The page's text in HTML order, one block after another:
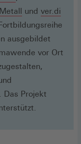
in
einem
neuen
Fenster)
(Öffnet
in
einem
neuen
Fenster)
und ver.di
in
ausgebildet
vor Ort
Das Projekt